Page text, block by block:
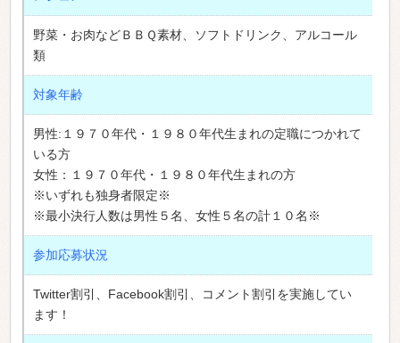
野菜・お肉などＢＢＱ素材、ソフトドリンク、アルコール
類
対象年齢
男性:１９７０年代・１９８０年代生まれの定職につかれて
いる方
女性：１９７０年代・１９８０年代生まれの方
※いずれも独身者限定※
※最小決行人数は男性５名、女性５名の計１０名※
参加応募状況
Twitter割引、Facebook割引、コメント割引を実施してい
ます！